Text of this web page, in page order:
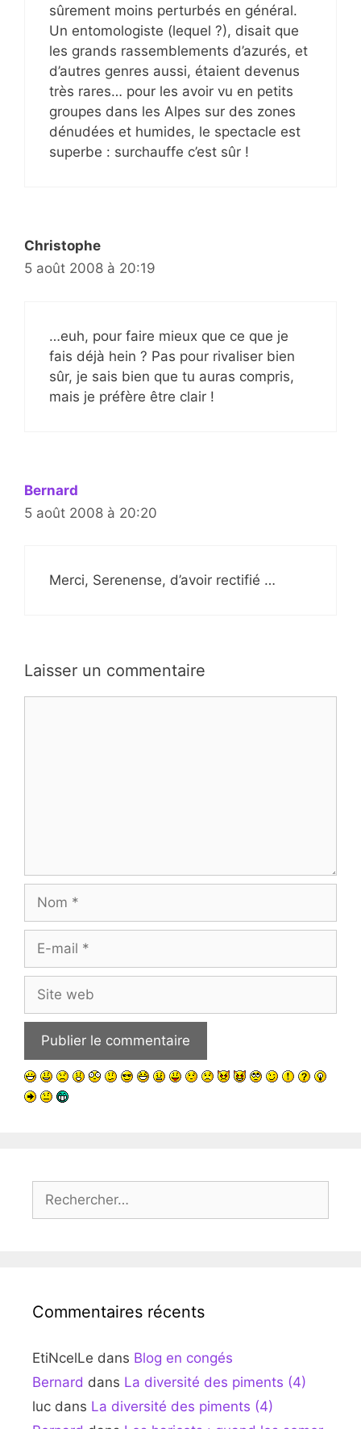
sûrement moins perturbés en général.
Un entomologiste (lequel ?), disait que
les grands rassemblements d’azurés, et
d’autres genres aussi, étaient devenus
très rares… pour les avoir vu en petits
groupes dans les Alpes sur des zones
dénudées et humides, le spectacle est
superbe : surchauffe c’est sûr !
Christophe
5 août 2008 à 20:19
…euh, pour faire mieux que ce que je
fais déjà hein ? Pas pour rivaliser bien
sûr, je sais bien que tu auras compris,
mais je préfère être clair !
Bernard
5 août 2008 à 20:20
Merci, Serenense, d’avoir rectifié …
Laisser un commentaire
mail
web
Commentaires récents
EtiNcelLe dans Blog en congés
Bernard dans La diversité des piments (4)
luc dans La diversité des piments (4)